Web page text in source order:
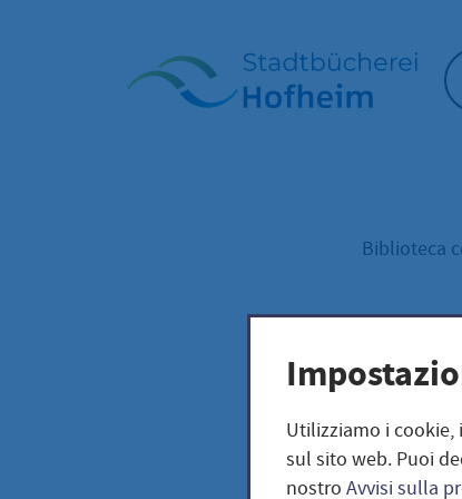
Biblioteca
Utilizziamo i
sul sito web. Puoi
nostro Avvisi sulla